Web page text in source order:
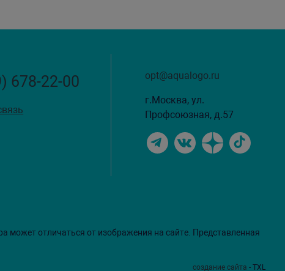
678-22-00 opt@aqualogo.ru
г.Москва, ул.
Профсоюзная, д.57
отличаться от изображения на сайте. Представленная
создание сайта - TXL